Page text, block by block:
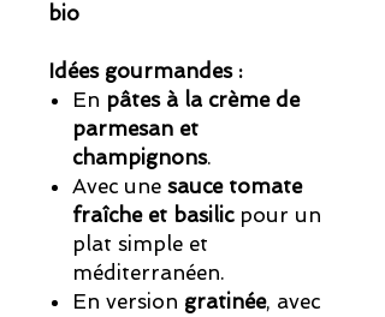
bio
Idées gourmandes :
En pâtes à la crème de
parmesan et
champignons.
Avec une sauce tomate
fraîche et basilicpour un
plat simple et
méditerranéen.
En version gratinée, avec